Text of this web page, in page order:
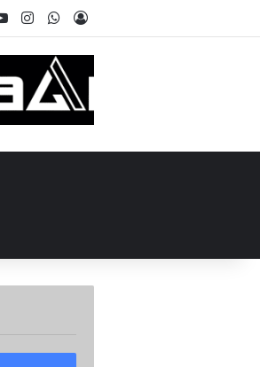
You TubeInstagramWhatsApp
Accedi